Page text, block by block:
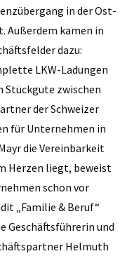
in der Ost-
Außerdem kamen in
dazu:
LKW-Ladungen
Stückgute zwischen
der Schweizer
für Unternehmen in
die Vereinbarkeit
Herzen liegt, beweist
schon vor
„Familie & Beruf“
Geschäftsführerin und
Helmuth